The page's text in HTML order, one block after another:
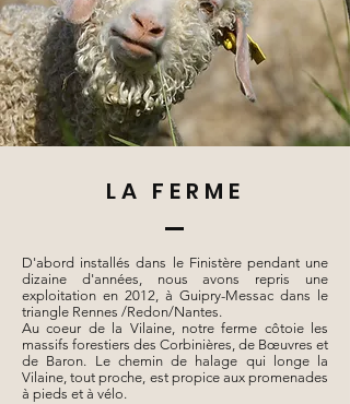
LA FERME
D'abord installés dans le Finistère pendant une
dizaine d'années, nous avons repris une
exploitation en 2012, à Guipry-Messac dans le
triangle Rennes /Redon/Nantes.
Au coeur de la Vilaine, notre ferme côtoie les
massifs forestiers des Corbinières, de Bœuvres et
de Baron. Le chemin de halage qui longe la
Vilaine, tout proche, est propice aux promenades
à pieds et à vélo.